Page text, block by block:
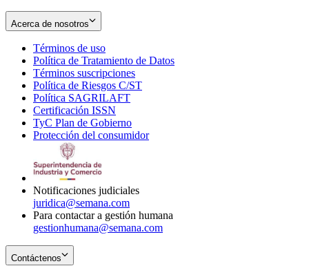
Acerca de nosotros
Términos de uso
in
new
window
Política de Tratamiento de Datos
Términos suscripciones
in
Política de Riesgos C/ST
Política SAGRILAFT
new
window
Certificación ISSN
in
new
TyC Plan de Gobierno
in
Protección del consumidorOpens
Notificaciones judiciales
juridica@semana.com
Para contactar a gestión humana
gestionhumana@semana.com
Contáctenos